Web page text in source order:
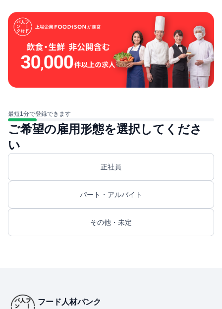
最短1分で登録できます
ご希望の雇用形態を選択してくださ
い
正社員
パート・アルバイト
その他・未定
フード人材バンク